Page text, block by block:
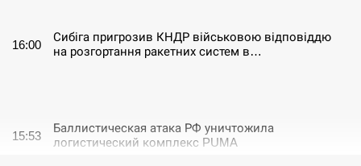
16:00
Сибіга пригрозив КНДР військовою відповіддю
на розгортання ракетних систем в…
15:53
Баллистическая атака РФ уничтожила
логистический комплекс PUMA